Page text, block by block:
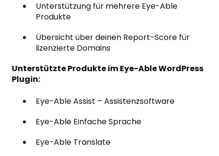
Unterstützung für mehrere Eye-Able
Produkte
Übersicht über deinen Report-Score für
lizenzierte Domains
Unterstützte Produkte im Eye-Able WordPress
Plugin:
Eye-Able Assist – Assistenzsoftware
Eye-Able Einfache Sprache
Eye-Able Translate